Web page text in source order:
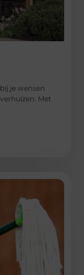
je wensen
Met